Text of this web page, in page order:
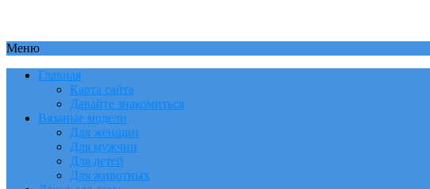
Меню
Главная
Карта сайта
Давайте знакомиться
Вязаные модели
Для женщин
Для мужчин
Для детей
Для животных